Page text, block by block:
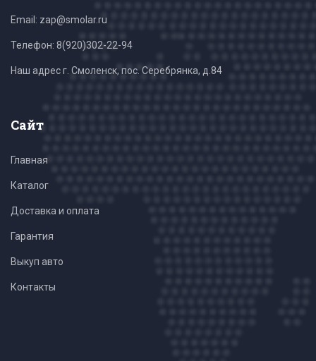
Email: zap@smolar.ru
Телефон: 8(920)302-22-94
Наш адрес г. Смоленск, пос. Серебрянка, д.84
Сайт
Главная
Каталог
Доставка и оплата
Гарантия
Выкуп авто
Контакты